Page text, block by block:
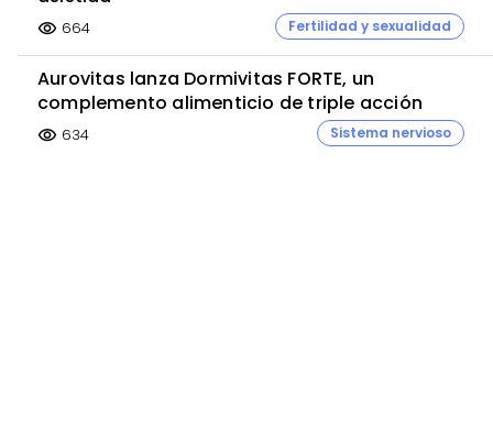
visibility 664 Fertilidad y sexualidad
Aurovitas lanza Dormivitas FORTE, un
complemento alimenticio de triple acción
visibility 634 Sistema nervioso